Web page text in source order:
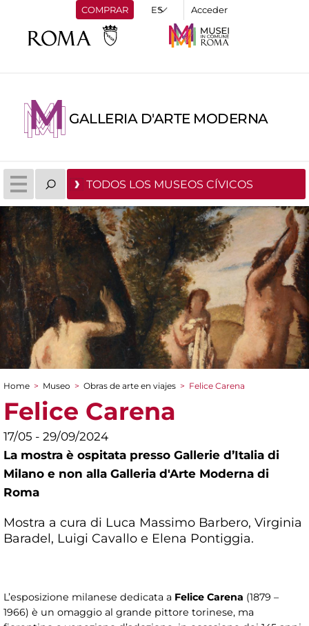
COMPRAR Acceder
GALLERIA D'ARTE MODERNA
TODOS LOS MUSEOS CÍVICOS
You are here
Home > Museo > Obras de arte en viajes > Felice Carena
Felice Carena
17/05 - 29/09/2024
La mostra è ospitata presso Gallerie d’Italia di
Milano e non alla Galleria d'Arte Moderna di
Roma
Mostra a cura di Luca Massimo Barbero, Virginia
Baradel, Luigi Cavallo e Elena Pontiggia.
L’esposizione milanese dedicata a Felice Carena (1879 –
1966) è un omaggio al grande pittore torinese, ma